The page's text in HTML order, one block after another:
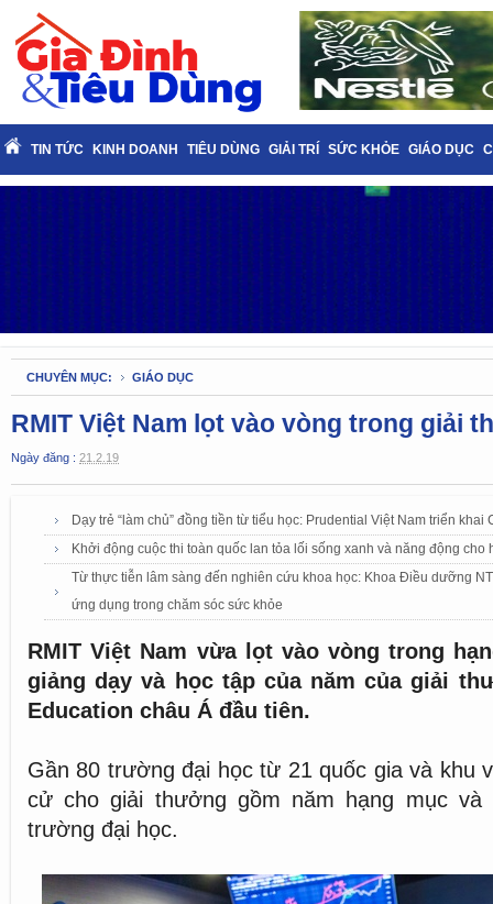
TIN TỨC KINH DOANH TIÊU DÙNG GIẢI TRÍ SỨC KHỎE GIÁO DỤC
CHUYÊN MỤC: GIÁO DỤC
RMIT Việt Nam lọt vào vòng trong giải
Ngày đăng : 21.2.19
Dạy trẻ “làm chủ” đồng tiền từ tiểu học: Prudential Việt Nam triển
Khởi động cuộc thi toàn quốc lan tỏa lối sống xanh và năng động cho
Từ thực tiễn lâm sàng đến nghiên cứu khoa học: Khoa Điều dưỡng
ứng dụng trong chăm sóc sức khỏe
RMIT Việt Nam vừa lọt vào vòng trong
giảng dạy và học tập của năm của giải
Education châu Á đầu tiên.
Gần 80 trường đại học từ 21 quốc gia và khu
cử cho giải thưởng gồm năm hạng mục và
trường đại học.